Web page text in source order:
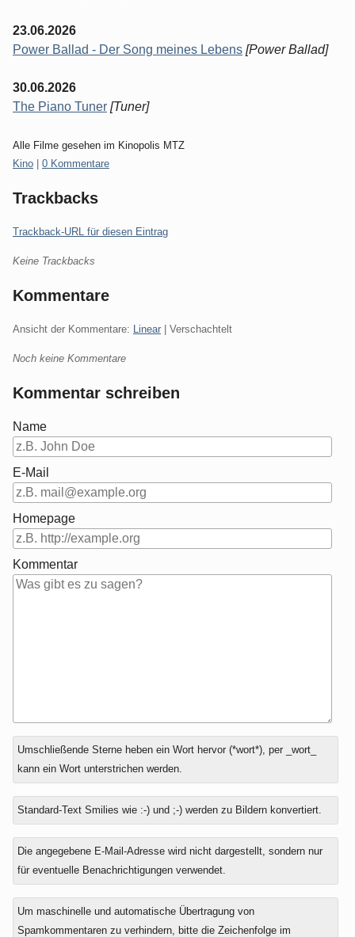
23.06.2026
Power Ballad - Der Song meines Lebens [Power Ballad]
30.06.2026
The Piano Tuner [Tuner]
Alle Filme gesehen im Kinopolis MTZ
Kategorien:
Kino 0 Kommentare
Trackbacks
Trackback-URL für diesen Eintrag
Keine Trackbacks
Kommentare
Ansicht der Kommentare: Linear | Verschachtelt
Noch keine Kommentare
Kommentar schreiben
Name
E-Mail
Homepage
Kommentar
Antwort
zu
Umschließende Sterne heben ein Wort hervor (*wort*), per _wort_
kann ein Wort unterstrichen werden.
Standard-Text Smilies wie :-) und ;-) werden zu Bildern konvertiert.
Die angegebene E-Mail-Adresse wird nicht dargestellt, sondern nur
für eventuelle Benachrichtigungen verwendet.
Um maschinelle und automatische Übertragung von
Spamkommentaren zu verhindern, bitte die Zeichenfolge im